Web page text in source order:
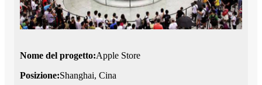
Nome del progetto:Apple Store
Posizione:Shanghai, Cina